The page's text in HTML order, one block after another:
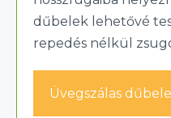
dűbelek lehetővé
repedés nélkül
Üvegszálas